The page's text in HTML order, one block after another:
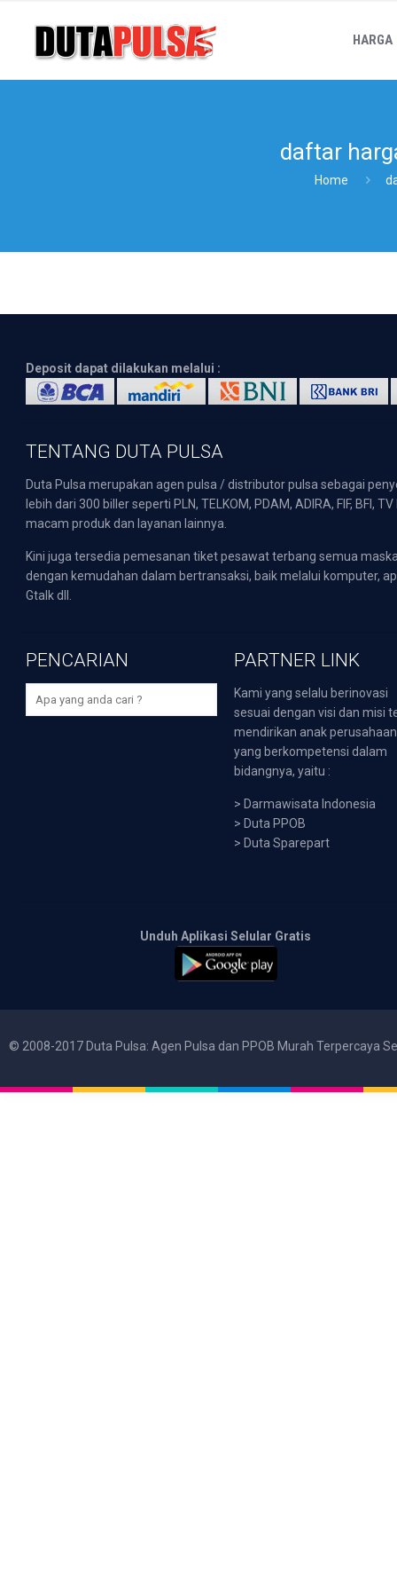
HARGA
daftar
Home
Deposit dapat dilakukan melalui :
TENTANG DUTA PULSA
Duta Pulsa merupakan agen pulsa / distributor pulsa sebagai
lebih dari 300 biller seperti PLN, TELKOM, PDAM, ADIRA, FIF,
macam produk dan layanan lainnya.
Kini juga tersedia pemesanan tiket pesawat terbang semua
dengan kemudahan dalam bertransaksi, baik melalui komputer,
Gtalk dll.
PENCARIAN PARTNER LINK
Kami yang selalu berinovasi
sesuai dengan visi dan misi
mendirikan anak perusahaan
yang berkompetensi dalam
bidangnya, yaitu :
> Darmawisata Indonesia
> Duta PPOB
> Duta Sparepart
Unduh Aplikasi Selular Gratis
© 2008-2017 Duta Pulsa: Agen Pulsa dan PPOB Murah Terpercaya